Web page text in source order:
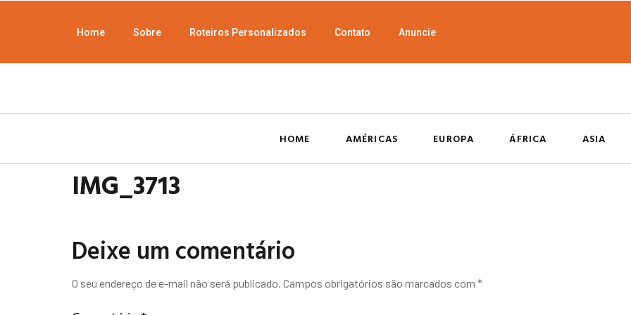
Home Sobre Roteiros Personalizados Contato Anuncie
HOME AMÉRICAS EUROPA ÁFRICA ASIA
IMG_3713
Deixe um comentário
O seu endereço de e-mail não será publicado. Campos obrigatórios são marcados com *